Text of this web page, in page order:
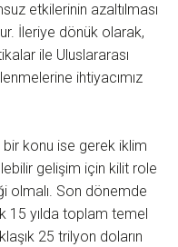
etkilerinin azaltılması
İleriye dönük olarak,
ile Uluslararası
ihtiyacımız
konu ise gerek iklim
gelişim için kilit role
olmalı. Son dönemde
15 yılda toplam temel
25 trilyon doların